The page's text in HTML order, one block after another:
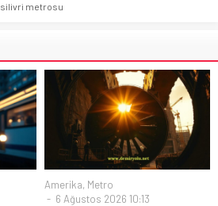
silivri metrosu
Amerika, Metro
6 Ağustos 2026 10:13